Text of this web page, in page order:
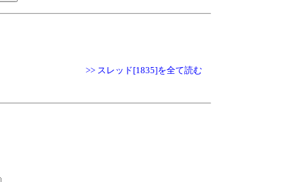
>> スレッド[1835]を全て読む